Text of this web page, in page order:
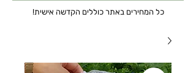
כל המחירים באתר כוללים הקדשה אישית!